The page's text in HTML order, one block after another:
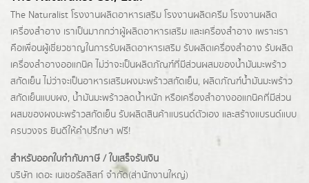
The Naturalist โรงงานผลิตอาหารเสริม โรงงานผลิตครีม โรงงานผลิต
เครื่องสำอาง เราเป็นมากกว่าผู้ผลิตอาหารเสริม และเครื่องสำอาง เพราะเรา
คือเพื่อนผู้เชี่ยวชาญในการรับผลิตอาหารเสริม รับผลิตเครื่องสำอาง รับผลิต
เครื่องสำอางออแกนิค ไม่ว่าจะเป็นผลิตภัณฑ์ที่มีส่วนผสมของน้ำมันมะพร้าว
สกัดเย็น ไม่ว่าจะเป็นอาหารเสริมผงมะพร้าวสกัดเย็น, ผลิตภัณฑ์น้ำมันมะพร้าว
สกัดเย็นแบบผง, น้ำมันมะพร้าวลดน้ำหนัก หรือเครื่องสำอางออแกนิคที่มีส่วน
ผสมของผงมะพร้าวสกัดเย็น รับผลิตสินค้าแบรนด์ตัวเอง และสร้างแบรนด์แบบ
ครบวงจร ยินดีให้คำปรึกษา ฟรี!
สำหรับออกใบกำกับภาษี / ใบเสร็จรับเงิน
บริษัท เดอะ เนเชอรัลลิสท์ จำกัด(ส่านักงานใหญ่)